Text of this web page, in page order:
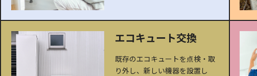
エコキュート交換
既存のエコキュートを点検・取
り外し、新しい機器を設置し